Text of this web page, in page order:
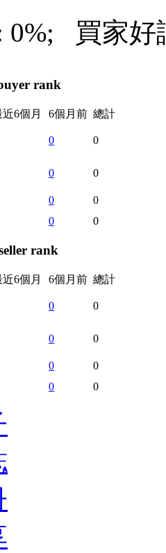
0%; 買家好
近6個月 6個月前 總計
0 0
0 0
0
0
0 0
近6個月 6個月前 總計
0 0
0 0
0
0
0 0